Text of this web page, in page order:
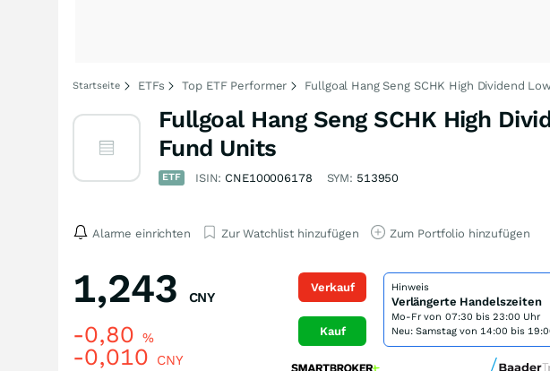
Startseite ETFs Top ETF Performer Fullgoal Hang Seng SCHK High Dividend
Fullgoal Hang Seng SCHK High
Fund Units
ETF ISIN: CNE100006178 SYM: 513950
Alarme einrichten Zur Watchlist hinzufügen Zum Portfolio hinzufügen
1,243 CNY
-0,80 %
-0,010 CNY
Verkauf
Kauf
Hinweis
Verlängerte Handelszeiten
Mo-Fr von 07:30 bis 23:00 Uhr
Neu: Samstag von 14:00 bis